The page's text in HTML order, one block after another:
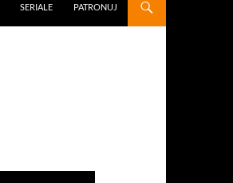
SERIALE PATRONUJ